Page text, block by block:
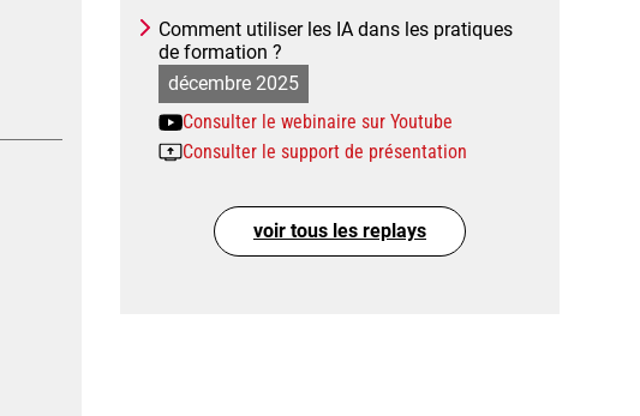
Comment utiliser les IA dans les pratiques
de formation ?
décembre 2025
Consulter le webinaire sur Youtube
Consulter le support de présentation
voir tous les replays